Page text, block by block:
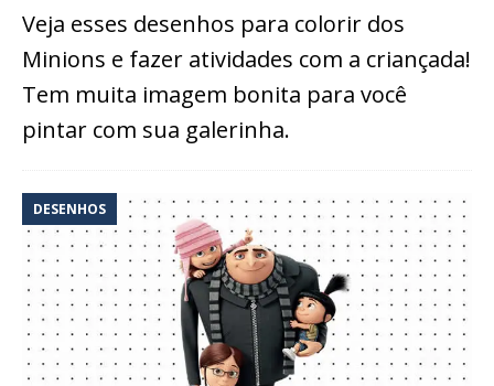
Veja esses desenhos para colorir dos
Minions e fazer atividades com a criançada!
Tem muita imagem bonita para você
pintar com sua galerinha.
DESENHOS